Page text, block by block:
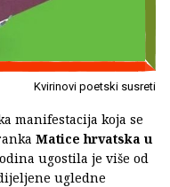
Kvirinovi poetski susreti
manifestacija koja se
Matice hrvatska u
ugostila je više od
ugledne